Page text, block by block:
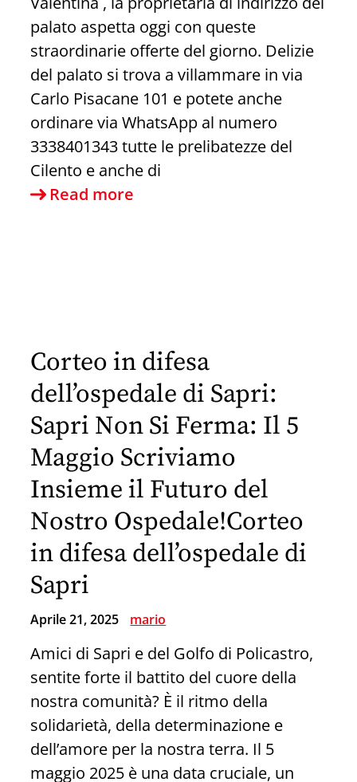
palato aspetta oggi con queste
straordinarie offerte del giorno. Delizie
del palato si trova a villammare in via
Carlo Pisacane 101 e potete anche
ordinare via WhatsApp al numero
3338401343 tutte le prelibatezze del
Cilento e anche di
Read more
Corteo in difesa
dell’ospedale di Sapri:
Sapri Non Si Ferma: Il 5
Maggio Scriviamo
Insieme il Futuro del
Nostro Ospedale!Corteo
in difesa dell’ospedale di
Sapri
Aprile 21, 2025 mario
Amici di Sapri e del Golfo di Policastro,
sentite forte il battito del cuore della
nostra comunità? È il ritmo della
solidarietà, della determinazione e
dell’amore per la nostra terra. Il 5
maggio 2025 è una data cruciale, un